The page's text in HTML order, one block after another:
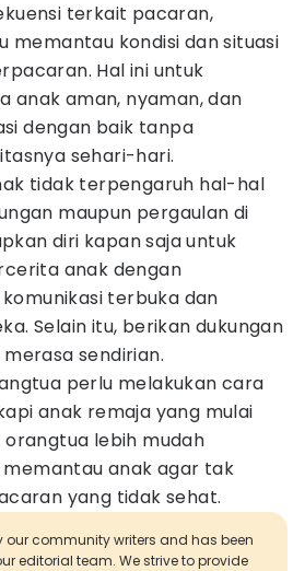
terkait pacaran,
memantau kondisi dan situasi
Hal ini untuk
anak aman, nyaman, dan
dengan baik tanpa
sehari-hari.
tidak terpengaruh hal-hal
maupun pergaulan di
diri kapan saja untuk
anak dengan
terbuka dan
Selain itu, berikan dukungan
sendirian.
perlu melakukan cara
anak remaja yang mulai
orangtua lebih mudah
anak agar tak
yang tidak sehat.
our community writers and has been
editorial team. We strive to provide